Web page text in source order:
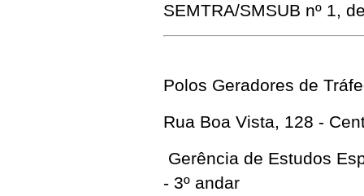
SEMTRA/SMSUB nº 1,
Polos Geradores de
Rua Boa Vista, 128 -
Gerência de Estudos
- 3º andar